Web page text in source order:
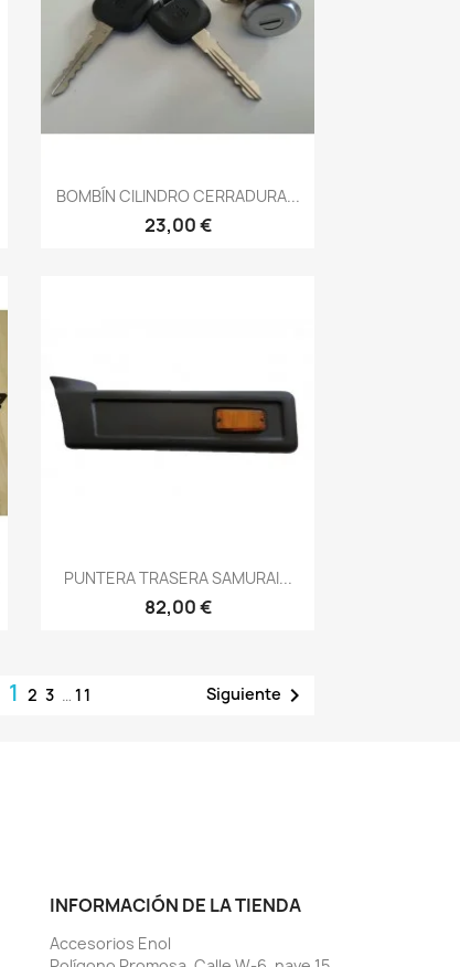
 Vista rápida
BOMBÍN CILINDRO CERRADURA...
23,00 €
Vista rápida
PUNTERA TRASERA SAMURAI...
82,00 €
1 2 3 … 11 Siguiente 
INFORMACIÓN DE LA TIENDA
Accesorios Enol